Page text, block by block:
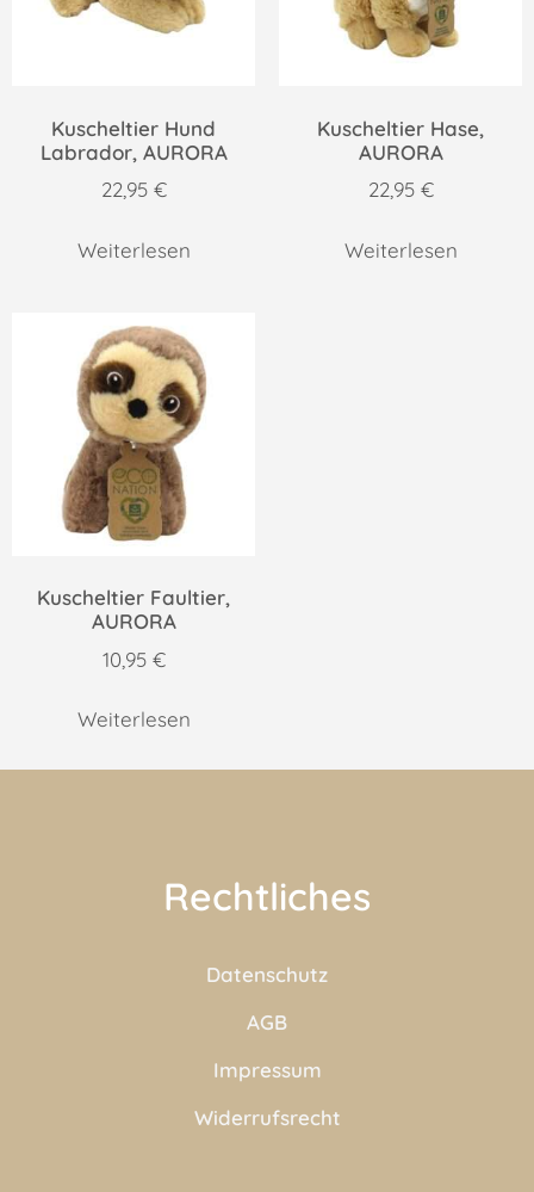
Kuscheltier Hund
Labrador, AURORA
22,95 €
Weiterlesen
Kuscheltier Hase,
AURORA
22,95 €
Weiterlesen
Kuscheltier Faultier,
AURORA
10,95 €
Weiterlesen
Rechtliches
Datenschutz
AGB
Impressum
Widerrufsrecht